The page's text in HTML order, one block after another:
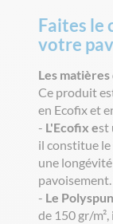
Faites le
votre
Les
Ce produit
en Ecofix et
- L'Ecofix est
il constitue
une
pavoisement.
- Le
de 150 gr/